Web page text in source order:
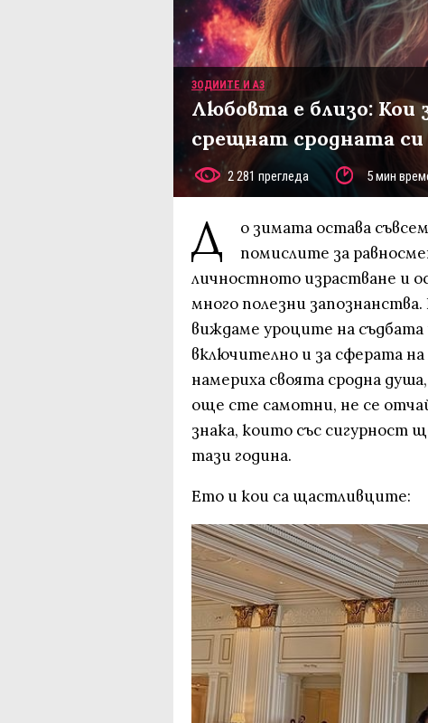
ЗОДИИТЕ И АЗ
Любовта е близо: Кои
срещнат сродната си
2 281 прегледа 5 мин
Д
о зимата остава
помислите за
личностното израстване и
много полезни
виждаме уроците на съдбата
включително и за сферата
намериха своята сродна
още сте самотни, не се
знака, които със сигурност
тази година.
Ето и кои са щастливците: